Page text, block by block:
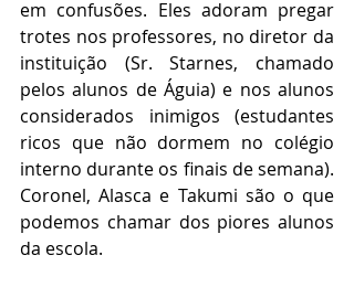
em confusões. Eles adoram pregar
trotes nos professores, no diretor da
instituição (Sr. Starnes, chamado
pelos alunos de Águia) e nos alunos
considerados inimigos (estudantes
ricos que não dormem no colégio
interno durante os finais de semana).
Coronel, Alasca e Takumi são o que
podemos chamar dos piores alunos
da escola.